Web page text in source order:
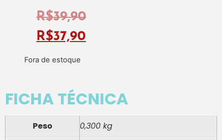
R$39,90
R$37,90
Fora de estoque
FICHA TÉCNICA
Peso
0,300 kg